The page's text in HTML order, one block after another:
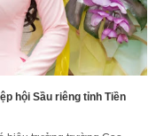
hội Sầu riêng tỉnh Tiền